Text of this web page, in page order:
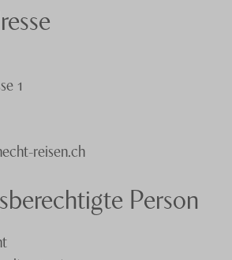
Anfrage senden
Nachhaltigkeit
Knecht Gruppe
knecht
1
reisen.ch
Person